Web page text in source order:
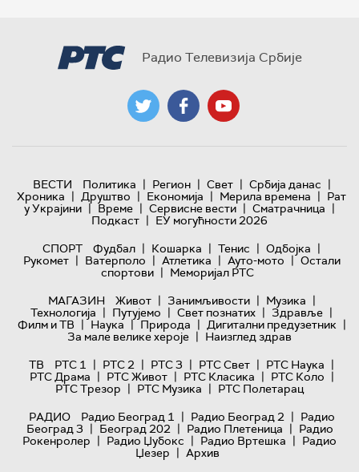
Радио Телевизија Србије
ВЕСТИ Политика | Регион | Свет | Србија данас |
Хроника | Друштво | Економија | Мерила времена | Рат
у Украјини | Време | Сервисне вести | Сматрачница |
Подкаст | ЕУ могућности 2026
СПОРТ
Фудбал | Кошарка | Тенис | Одбојка |
Рукомет | Ватерполо | Атлетика | Ауто-мото | Остали
спортови | Меморијал РТС
МАГАЗИН
Живот | Занимљивости | Музика |
Технологијa | Путујемо | Свет познатих | Здравље |
Филм и ТВ | Наука | Природа | Дигитални предузетник |
За мале велике хероје | Наизглед здрав
ТВ
РТС 1 | РТС 2 | РТС 3 | РТС Свет | РТС Наука |
РТС Драма | РТС Живот | РТС Класика | РТС Коло |
РТС Трезор | РТС Музика | РТС Полетарац
РАДИО
Радио Београд 1 | Радио Београд 2 | Радио
Београд 3 | Београд 202 | Радио Плетеница | Радио
Рокенролер | Радио Џубокс | Радио Вртешка | Радио
Џезер | Архив